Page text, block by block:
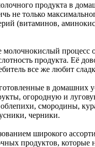
продукта в
не только
(витаминов,
процесс
продукта. Её
все же любит
в домашних
огородную и
смородины,
черники.
широкого
продуктов,